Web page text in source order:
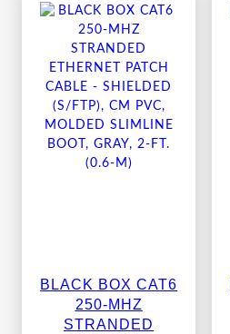
BLACK BOX CAT6
250-MHZ
STRANDED